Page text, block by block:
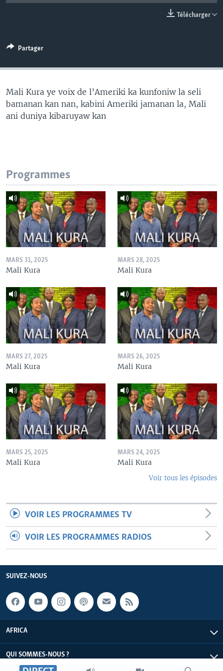
Télécharger
Partager
Mali Kura ye voix de l’Ameriki ka kunfoniw la seli
bamanan kan nan, kabini Ameriki jamanan la, Mali
ani duniya kibaruyaw kan
Programmes
MARS 31, 2025
Mali Kura
MARS 28, 2025
Mali Kura
MARS 27, 2025
Mali Kura
MARS 26, 2025
Mali Kura
MARS 25, 2025
Mali Kura
MARS 24, 2025
Mali Kura
Voir tous les épisodes
VOIR LES PROGRAMMES TV
VOIR LES PROGRAMMES RADIOS
SUIVEZ-NOUS
AFRICA
QUI SOMMES-NOUS ?